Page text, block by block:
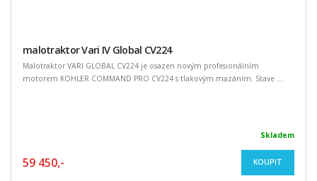
malotraktor Vari IV Global CV224
Malotraktor VARI GLOBAL CV224 je osazen novým profesionálním
motorem KOHLER COMMAND PRO CV224 s tlakovým mazáním. Stave ...
Skladem
59 450,- KOUPIT